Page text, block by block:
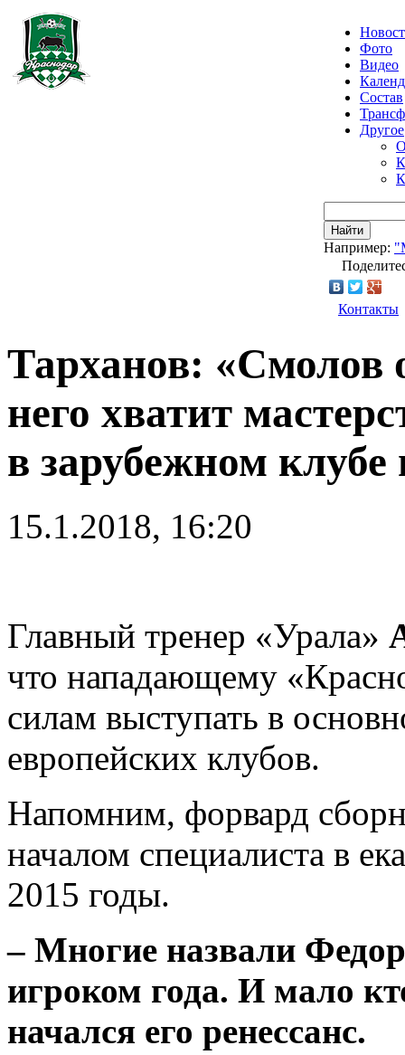
Фото
Видео
Состав
Другое
Найти
Например:
Контакты
Тарханов: «Смолов
него хватит
в зарубежном
15.1.2018, 16:20
Главный тренер «Урала»
что нападающему
силам выступать в
европейских клубов.
Напомним, форвард
началом специалиста в
2015 годы.
– Многие назвали
игроком года. И мало
начался его ренессанс.